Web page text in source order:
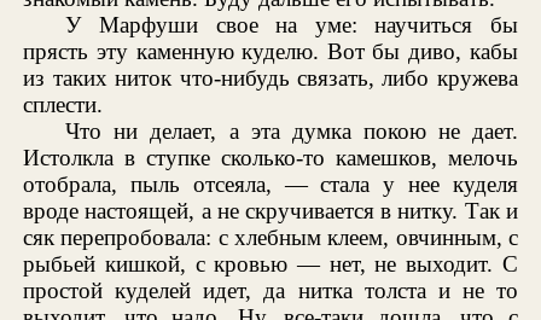
У Марфуши свое на уме: научиться бы
прясть эту каменную куделю. Вот бы диво, кабы
из таких ниток что-нибудь связать, либо кружева
сплести.
Что ни делает, а эта думка покою не дает.
Истолкла в ступке сколько-то камешков, мелочь
отобрала, пыль отсеяла, — стала у нее куделя
вроде настоящей, а не скручивается в нитку. Так и
сяк перепробовала: с хлебным клеем, овчинным, с
рыбьей кишкой, с кровью — нет, не выходит. С
простой куделей идет, да нитка толста и не то